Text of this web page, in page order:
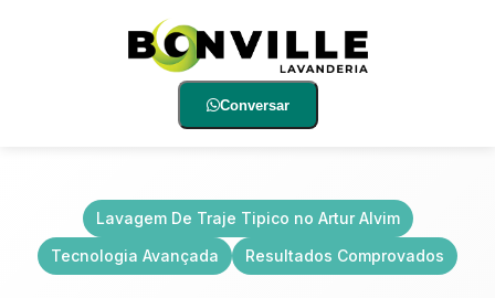
Conversar
Lavagem De Traje Tipico no Artur Alvim
Tecnologia Avançada
Resultados Comprovados